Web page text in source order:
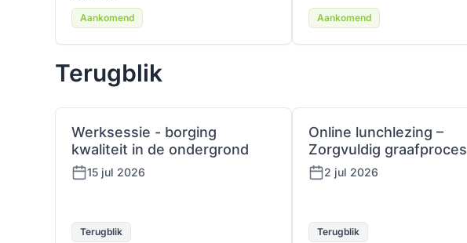
Aankomend Aankomend
Terugblik
Werksessie - borging
kwaliteit in de ondergrond
15 jul 2026
Terugblik
Online lunchlezing –
Zorgvuldig graafproces
2 jul 2026
Terugblik